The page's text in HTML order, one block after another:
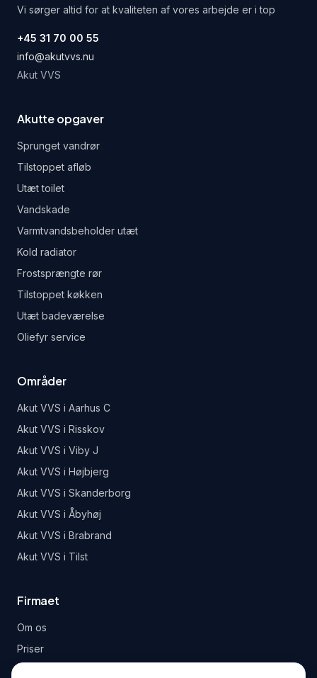
Vi sørger altid for at kvaliteten af vores arbejde er i top
+45 31 70 00 55
info@akutvvs.nu
Akut VVS
Akutte opgaver
Sprunget vandrør
Tilstoppet afløb
Utæt toilet
Vandskade
Varmtvandsbeholder utæt
Kold radiator
Frostsprængte rør
Tilstoppet køkken
Utæt badeværelse
Oliefyr service
Områder
Akut VVS i Aarhus C
Akut VVS i Risskov
Akut VVS i Viby J
Akut VVS i Højbjerg
Akut VVS i Skanderborg
Akut VVS i Åbyhøj
Akut VVS i Brabrand
Akut VVS i Tilst
Firmaet
Om os
Priser